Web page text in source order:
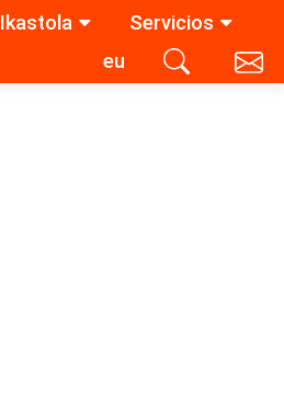
Ikastola
Servicios
eu
Buscar
Contacta con nosotros